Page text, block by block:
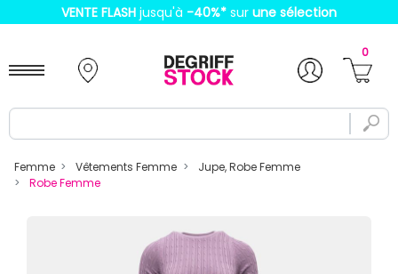
VENTE FLASH jusqu'à -40%* sur une sélection
0
Femme Vêtements Femme
Jupe, Robe Femme
Robe Femme